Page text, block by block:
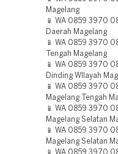
Magelang
📱 WA 0859 3970
Daerah Magelang
📱 WA 0859 3970
Tengah Magelang
📱 WA 0859 3970
Dinding WIlayah
📱 WA 0859 3970
Magelang Tengah
📱 WA 0859 3970
Magelang Selatan
📱 WA 0859 3970
Magelang Selatan
📱 WA 0859 3970